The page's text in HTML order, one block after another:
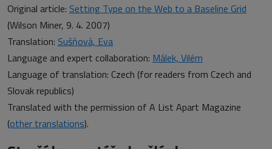
Original article: Setting Type on the Web to a Baseline Grid
(Wilson Miner, 9. 4. 2007)
Translation: Sušňová, Eva
Language and expert collaboration: Málek, Vilém
Language of translation: Czech (for readers from Czech and
Slovak republics)
Translated with the permission of A List Apart Magazine
(other translations).